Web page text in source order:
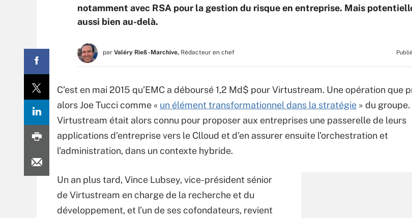
notamment avec RSA pour la gestion du risque en entreprise. Mais
aussi bien au-delà.
par Valéry Rieß-Marchive, Rédacteur en chef
C’est en mai 2015 qu’EMC a déboursé 1,2 Md$ pour Virtustream. Une opération que
alors Joe Tucci comme « un élément transformationnel dans la stratégie » du groupe.
Virtustream était alors connu pour proposer aux entreprises une passerelle de leurs
applications d’entreprise vers le Clloud et d’en assurer ensuite l’orchestration et
l’administration, dans un contexte hybride.
Un an plus tard, Vince Lubsey, vice-président sénior
de Virtustream en charge de la recherche et du
développement, et l’un de ses cofondateurs, revient